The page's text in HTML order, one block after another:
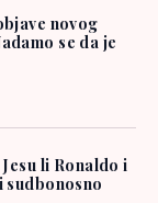
novog
se da je
li Ronaldo i